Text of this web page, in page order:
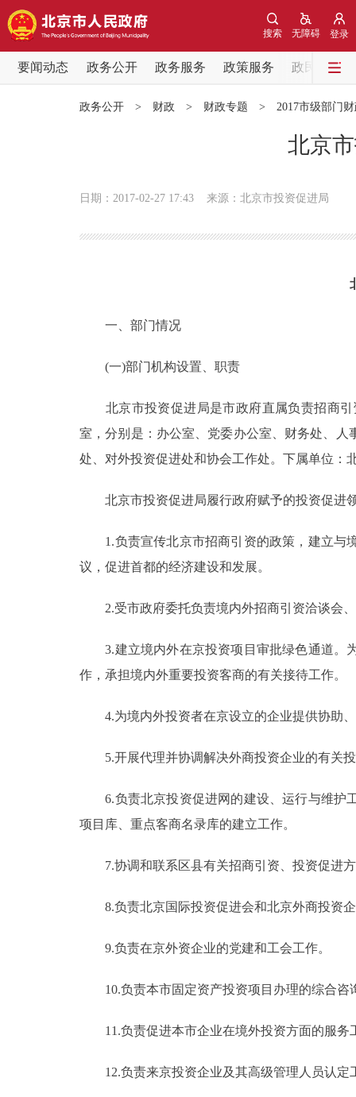
登录
无障碍
搜索
要闻动态 政务公开 政务服务 政策服务
政民互动
政务服务
中介服务
政民互动
12345网上接诉即办
绿色北京
ENGLISH
DEUTSCH
政务公开 > 财政 > 财政专题 > 2017市级部门
北京
日期：2017-02-27 17:43 来源：北京市投资促进局
一、部门情况
(一)部门机构设置、职责
北京市投资促进局是市政府直属负责招商引
室，分别是：办公室、党委办公室、财务处、
处、对外投资促进处和协会工作处。下属单位：
北京市投资促进局履行政府赋予的投资促进
1.负责宣传北京市招商引资的政策，建立与境
议，促进首都的经济建设和发展。
2.受市政府委托负责境内外招商引资洽谈会、
3.建立境内外在京投资项目审批绿色通道。为
作，承担境内外重要投资客商的有关接待工作。
4.为境内外投资者在京设立的企业提供协助、
5.开展代理并协调解决外商投资企业的有关投
6.负责北京投资促进网的建设、运行与维护工
项目库、重点客商名录库的建立工作。
7.协调和联系区县有关招商引资、投资促进
8.负责北京国际投资促进会和北京外商投资企
9.负责在京外资企业的党建和工会工作。
10.负责本市固定资产投资项目办理的综合咨
11.负责促进本市企业在境外投资方面的服务
12.负责来京投资企业及其高级管理人员认定